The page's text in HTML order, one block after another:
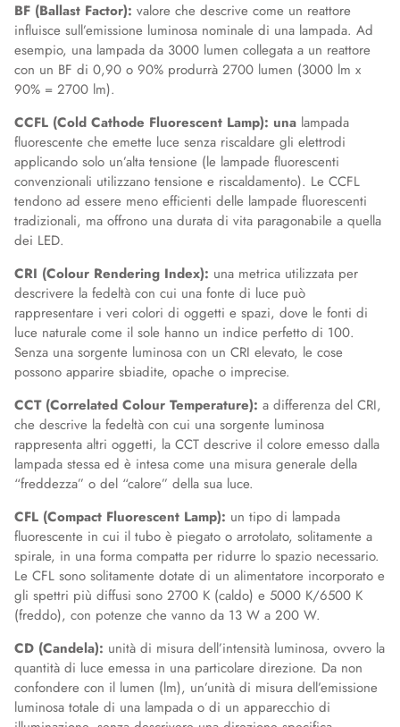
BF (Ballast Factor): valore che descrive come un reattore
influisce sull’emissione luminosa nominale di una lampada. Ad
esempio, una lampada da 3000 lumen collegata a un reattore
con un BF di 0,90 o 90% produrrà 2700 lumen (3000 lm x
90% = 2700 lm).
CCFL (Cold Cathode Fluorescent Lamp): una lampada
fluorescente che emette luce senza riscaldare gli elettrodi
applicando solo un’alta tensione (le lampade fluorescenti
convenzionali utilizzano tensione e riscaldamento). Le CCFL
tendono ad essere meno efficienti delle lampade fluorescenti
tradizionali, ma offrono una durata di vita paragonabile a quella
dei LED.
CRI (Colour Rendering Index): una metrica utilizzata per
descrivere la fedeltà con cui una fonte di luce può
rappresentare i veri colori di oggetti e spazi, dove le fonti di
luce naturale come il sole hanno un indice perfetto di 100.
Senza una sorgente luminosa con un CRI elevato, le cose
possono apparire sbiadite, opache o imprecise.
CCT (Correlated Colour Temperature): a differenza del CRI,
che descrive la fedeltà con cui una sorgente luminosa
rappresenta altri oggetti, la CCT descrive il colore emesso dalla
lampada stessa ed è intesa come una misura generale della
“freddezza” o del “calore” della sua luce.
CFL (Compact Fluorescent Lamp): un tipo di lampada
fluorescente in cui il tubo è piegato o arrotolato, solitamente a
spirale, in una forma compatta per ridurre lo spazio necessario.
Le CFL sono solitamente dotate di un alimentatore incorporato e
gli spettri più diffusi sono 2700 K (caldo) e 5000 K/6500 K
(freddo), con potenze che vanno da 13 W a 200 W.
CD (Candela): unità di misura dell’intensità luminosa, ovvero la
quantità di luce emessa in una particolare direzione. Da non
confondere con il lumen (lm), un’unità di misura dell’emissione
luminosa totale di una lampada o di un apparecchio di